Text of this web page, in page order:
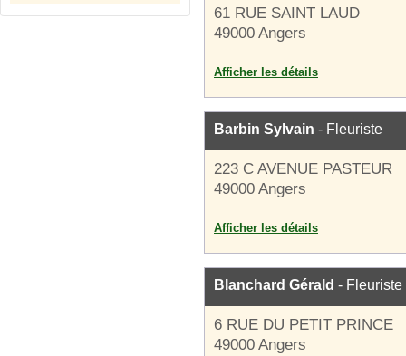
61 RUE SAINT LAUD
49000 Angers
Afficher les détails
Barbin Sylvain - Fleuriste
223 C AVENUE PASTEUR
49000 Angers
Afficher les détails
Blanchard Gérald - Fleuriste
6 RUE DU PETIT PRINCE
49000 Angers